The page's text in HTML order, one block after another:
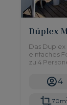
Dúplex
Das
einfaches
zu 4
exklusiven
Süden von
4
70m